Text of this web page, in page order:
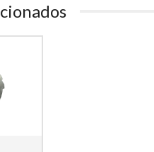
para ducha